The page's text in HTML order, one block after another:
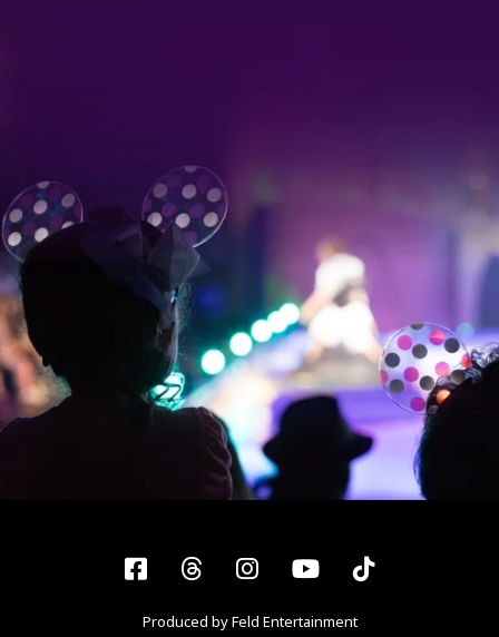
Facebook
ThreadsInstagram
YouTubeTiktok
Produced by Feld Entertainment